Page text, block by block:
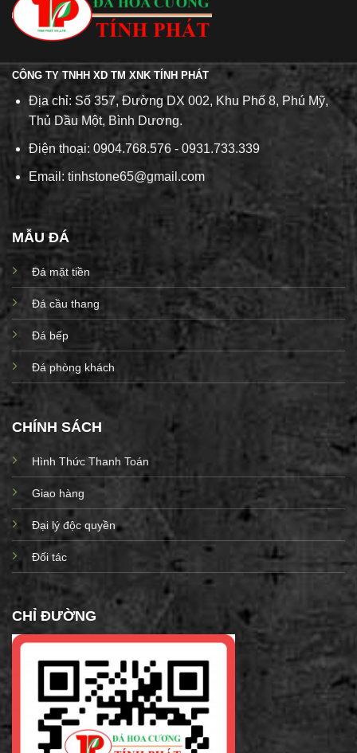
CÔNG TY TNHH XD TM XNK TÍNH PHÁT
Địa chỉ: Số 357, Đường DX 002, Khu Phố 8, Phú Mỹ,
Thủ Dầu Một, Bình Dương.
Điện thoại: 0904.768.576 - 0931.733.339
Email: tinhstone65@gmail.com
MẪU ĐÁ
Đá mặt tiền
Đá cầu thang
Đá bếp
Đá phòng khách
CHÍNH SÁCH
Hình Thức Thanh Toán
Giao hàng
Đại lý độc quyền
Đối tác
CHỈ ĐƯỜNG